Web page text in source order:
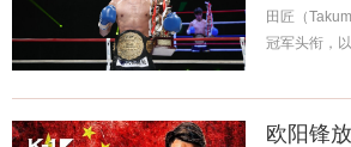
田匠（
冠军头衔，
欧阳锋